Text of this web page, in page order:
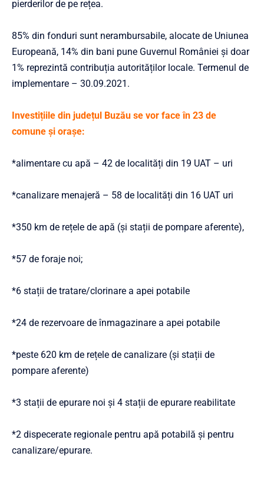
pierderilor de pe rețea.
85% din fonduri sunt nerambursabile, alocate de Uniunea
Europeană, 14% din bani pune Guvernul României și doar
1% reprezintă contribuția autorităților locale. Termenul de
implementare – 30.09.2021.
Investițiile din județul Buzău se vor face în 23 de
comune și orașe:
*alimentare cu apă – 42 de localități din 19 UAT – uri
*canalizare menajeră – 58 de localități din 16 UAT uri
*350 km de rețele de apă (și stații de pompare aferente),
*57 de foraje noi;
*6 stații de tratare/clorinare a apei potabile
*24 de rezervoare de înmagazinare a apei potabile
*peste 620 km de rețele de canalizare (și stații de
pompare aferente)
*3 stații de epurare noi și 4 stații de epurare reabilitate
*2 dispecerate regionale pentru apă potabilă și pentru
canalizare/epurare.